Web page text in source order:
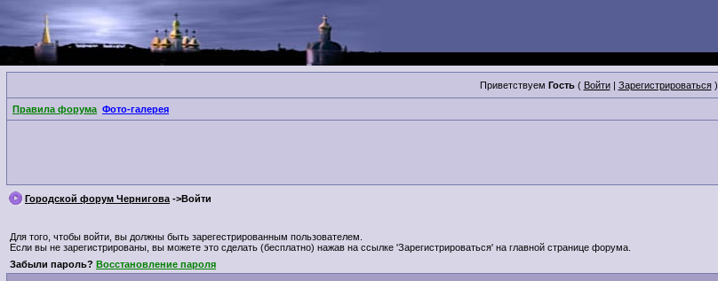
Приветствуем Гость( Войти| Зарегистрироваться)
Правила форума Фото-галерея
Городской форум Чернигова ->Войти
Для того, чтобы войти, вы должны быть зарегестрированным пользователем.
Если вы не зарегистрированы, вы можете это сделать (бесплатно) нажав на ссылке 'Зарегистрироваться' на главной странице форума.
Забыли пароль? Восстановление пароля